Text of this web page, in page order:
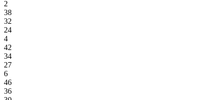
2
38
32
24
4
42
34
27
6
46
36